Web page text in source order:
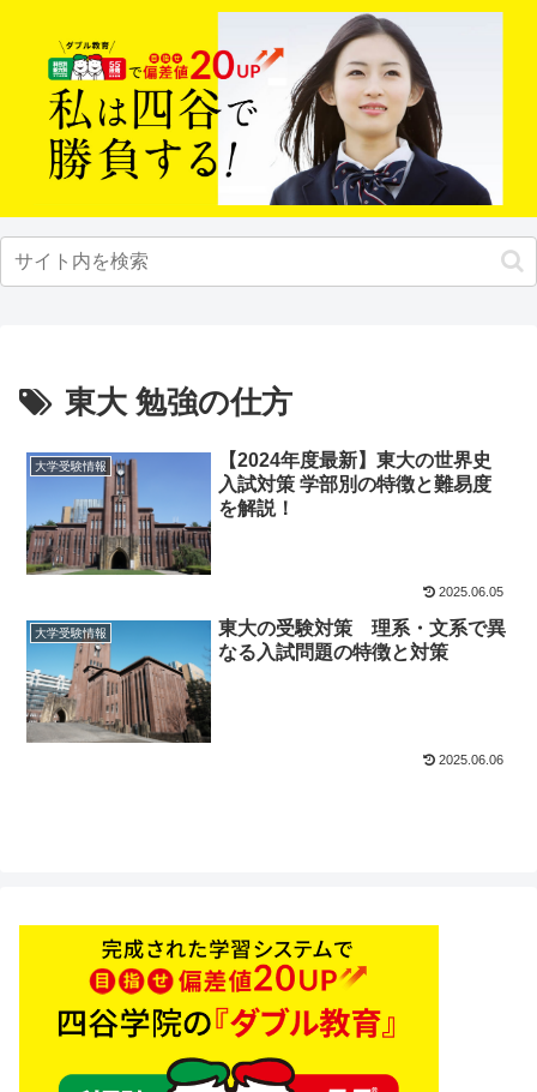
東大 勉強の仕方
大学受験情報
【2024年度最新】東大の世界史
入試対策 学部別の特徴と難易度
を解説！
2025.06.05
大学受験情報
東大の受験対策 理系・文系で異
なる入試問題の特徴と対策
2025.06.06